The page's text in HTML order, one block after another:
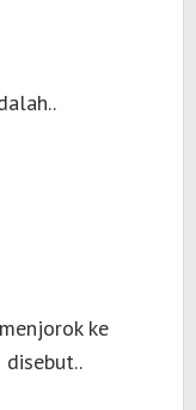
ke
disebut..